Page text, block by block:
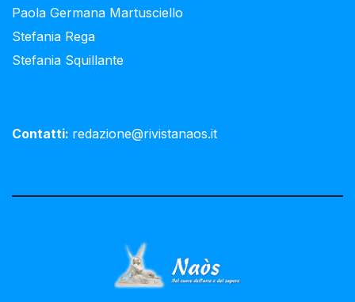
Paola Germana Martusciello
Stefania Rega
Stefania Squillante
Contatti: redazione@rivistanaos.it